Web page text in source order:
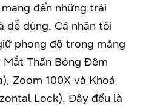
đến những trải
dễ dùng. Cá nhân tôi
phong độ trong mảng
Thần Bóng Đêm
Zoom 100X và Khoá
Lock). Đây đều là